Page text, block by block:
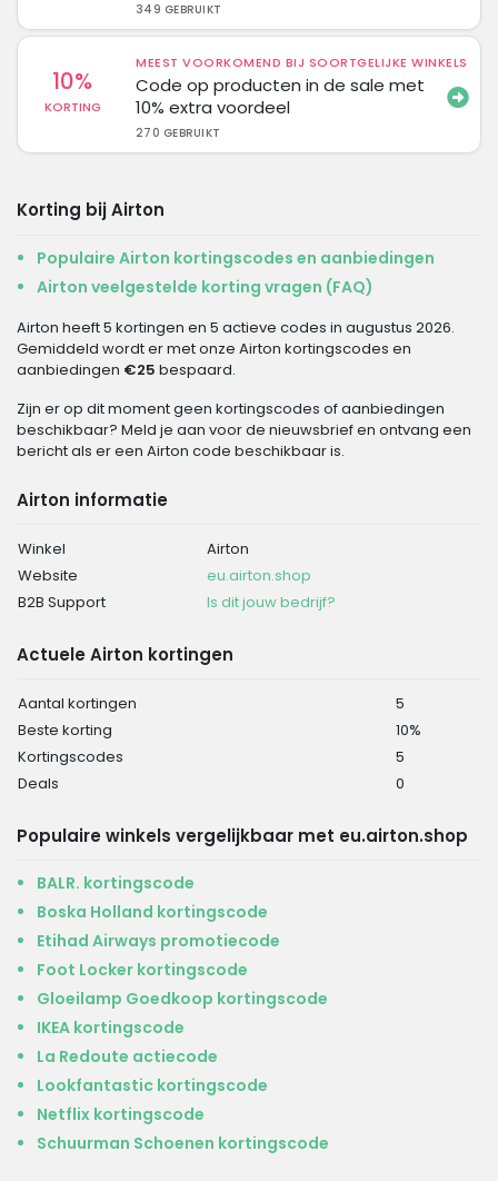
349 GEBRUIKT
10%
KORTING
MEEST VOORKOMEND BIJ SOORTGELIJKE WINKELS
Code op producten in de sale met
10% extra voordeel
270 GEBRUIKT
Korting bij Airton
Populaire Airton kortingscodes en aanbiedingen
Airton veelgestelde korting vragen (FAQ)
Airton heeft 5 kortingen en 5 actieve codes in augustus 2026.
Gemiddeld wordt er met onze Airton kortingscodes en
aanbiedingen €25 bespaard.
Zijn er op dit moment geen kortingscodes of aanbiedingen
beschikbaar? Meld je aan voor de nieuwsbrief en ontvang een
bericht als er een Airton code beschikbaar is.
Airton informatie
Winkel
Airton
Website
eu.airton.shop
B2B Support
Is dit jouw bedrijf?
Actuele Airton kortingen
Aantal kortingen
5
Beste korting
10%
Kortingscodes
5
Deals
0
Populaire winkels vergelijkbaar met eu.airton.shop
BALR. kortingscode
Boska Holland kortingscode
Etihad Airways promotiecode
Foot Locker kortingscode
Gloeilamp Goedkoop kortingscode
IKEA kortingscode
La Redoute actiecode
Lookfantastic kortingscode
Netflix kortingscode
Schuurman Schoenen kortingscode